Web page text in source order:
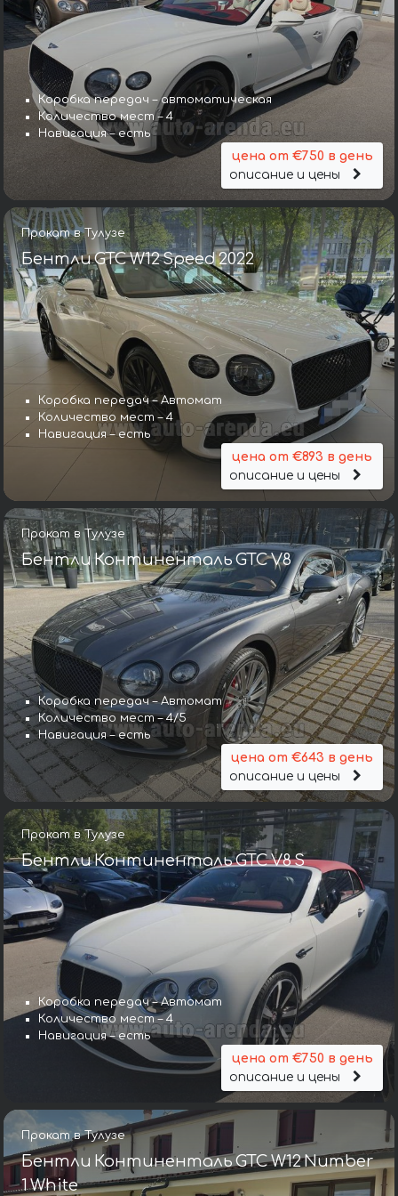
Коробка передач – автоматическая
Количество мест – 4
Навигация – есть
цена от €750 в день
описание и цены
Прокат в Тулузе
Бентли GTC W12 Speed 2022
Коробка передач – Автомат
Количество мест – 4
Навигация – есть
цена от €893 в день
описание и цены
Прокат в Тулузе
Бентли Континенталь GTC V8
Коробка передач – Автомат
Количество мест – 4/5
Навигация – есть
цена от €643 в день
описание и цены
Прокат в Тулузе
Бентли Континенталь GTC V8 S
Коробка передач – Автомат
Количество мест – 4
Навигация – есть
цена от €750 в день
описание и цены
Прокат в Тулузе
Бентли Континенталь GTC W12 Number
1 White